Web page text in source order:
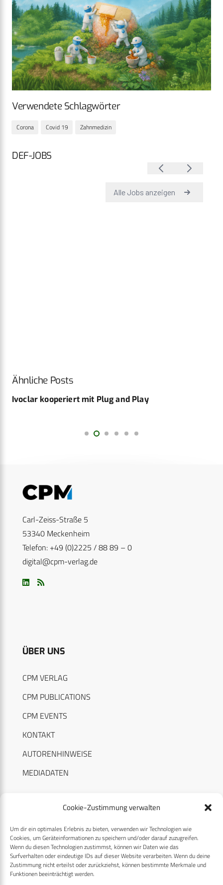
Cookie-Zustimmung verwalten
Um dir ein optimales Erlebnis zu bieten, verwenden wir Technologien wie
Cookies, um Geräteinformationen zu speichern und/oder darauf zuzugreifen.
Wenn du diesen Technologien zustimmst, können wir Daten wie das
Surfverhalten oder eindeutige IDs auf dieser Website verarbeiten. Wenn du deine
Zustimmung nicht erteilst oder zurückziehst, können bestimmte Merkmale und
Funktionen beeinträchtigt werden.
Verwendete Schlagwörter
Corona Covid 19 Zahnmedizin
DEF-JOBS
Ähnliche Posts
Ivoclar kooperiert mit Plug and Play
Carl-Zeiss-Straße 5
53340 Meckenheim
Telefon: +49 (0)2225 / 88 89 – 0
digital@cpm-verlag.de
ÜBER UNS
CPM VERLAG
CPM PUBLICATIONS
CPM EVENTS
KONTAKT
AUTORENHINWEISE
MEDIADATEN
RECHTLICHES
Datenschutzerklärung
Cookie-Richtlinie (EU)